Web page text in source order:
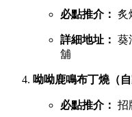
必點推介： 炙
詳細地址： 葵
舖
呦呦鹿鳴布丁燒（
必點推介： 招